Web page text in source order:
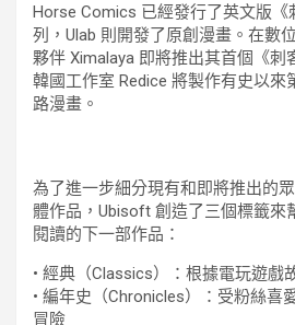
Horse Comics 已經發行了英文版《
列，Ulab 則開發了原創漫畫。在數
夥伴 Ximalaya 即將推出其首個《刺
韓國工作室 Redice 將製作有史以來
路漫畫。
為了進一步細分現有和即將推出的
體作品，Ubisoft 創造了三個標籤來
閱讀的下一部作品：
• 經典（Classics）：根據電玩遊戲
• 編年史（Chronicles）：受粉絲喜
冒險